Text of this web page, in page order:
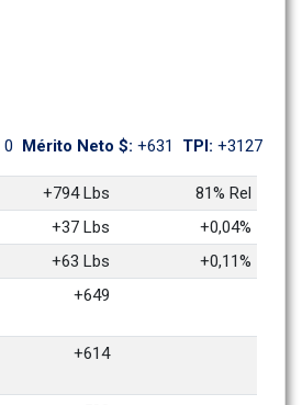
0 Mérito Neto $: +631 TPI: +3127
+794 Lbs
81% Rel
+37 Lbs
+0,04%
+63 Lbs
+0,11%
+649
+614